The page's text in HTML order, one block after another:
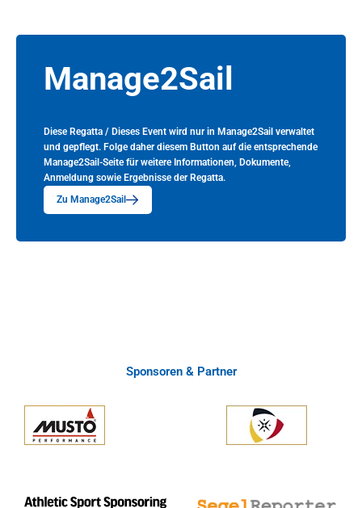
Manage2Sail
Diese Regatta / Dieses Event wird nur in Manage2Sail verwaltet
und gepflegt. Folge daher diesem Button auf die entsprechende
Manage2Sail-Seite für weitere Informationen, Dokumente,
Anmeldung sowie Ergebnisse der Regatta.
Zu Manage2Sail
Sponsoren & Partner